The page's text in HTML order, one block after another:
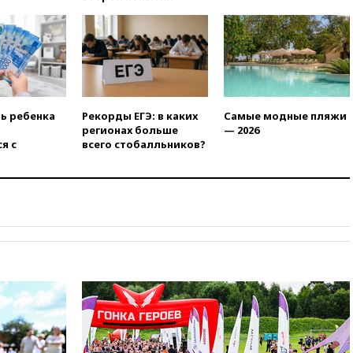
Верховный суд снять «Яблоко»
с выборов
13:11
Путин обсудил с
президентом ОАЭ ситуацию в
Персидском заливе и на
Украине
13:09
Суд обязал москвичку
выселить из квартиры
крокодила, лису и других
рекордных показателей
12:30 Российские войска
взяли под контроль село
Анискино в Харьковской
ребенка
с
Рекорды ЕГЭ: в каких
регионах больше
всего стобалльников?
Самые модные пляжи
— 2026